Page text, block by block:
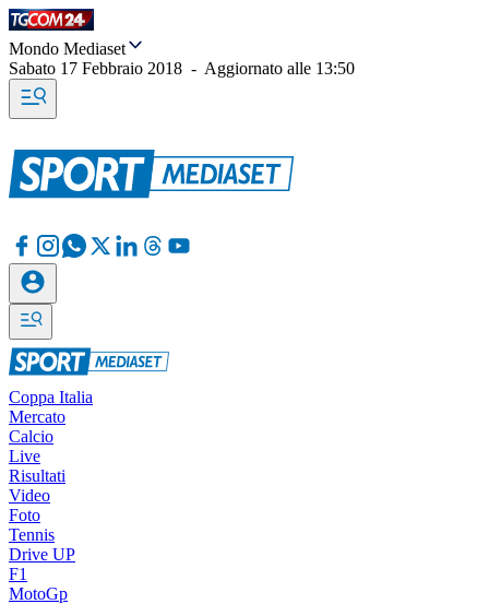
Mondo Mediaset
Sabato 17 Febbraio 2018 - Aggiornato alle 13:50
Coppa Italia
Mercato
Calcio
Live
Risultati
Video
Foto
Tennis
Drive UP
F1
MotoGp